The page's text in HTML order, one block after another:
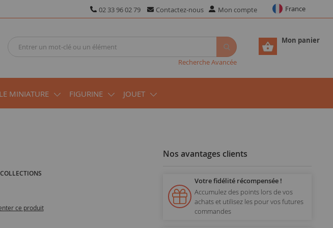
02 33 96 02 79 Contactez-nous Mon compte France
Mon panier
Recherche Avancée
MINIATURE FIGURINE JOUET
ce produit
Nos avantages clients
Votre fidélité récompensée !
Accumulez des points lors de vos
achats et utilisez les pour vos futures
commandes